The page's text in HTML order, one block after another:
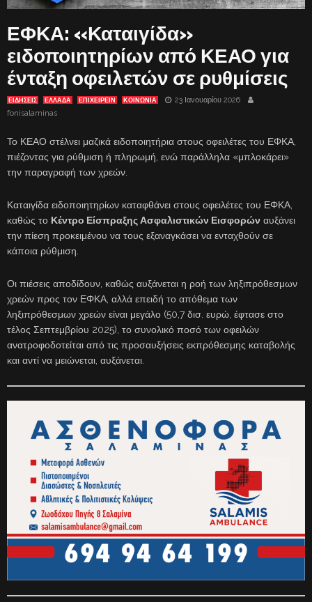
ΕΦΚΑ: «Καταιγίδα»
ειδοποιητηρίων από ΚΕΑΟ για
ένταξη οφειλετών σε ρυθμίσεις
ΕΙΔΗΣΕΙΣ ΕΛΛΑΔΑ ΕΠΙΧΕΙΡΕΙΝ ΚΟΙΝΩΝΙΑ
23 Ιανουαρίου 2026
fonisalaminas
Το ΚΕΑΟ στέλνει μαζικά ειδοποιητήρια στους οφειλέτες του ΕΦΚΑ,
πιέζοντας για ρύθμιση ή πληρωμή, ενώ παράλληλα «μπλοκάρει»
την παραγραφή των χρεών.
Καταιγίδα ειδοποιητηρίων καταφθάνει στους οφειλέτες του ΕΦΚΑ,
καθώς το Κέντρο Είσπραξης Ασφαλιστικών Εισφορών αυξάνει
την πίεση προκειμένου να τους εξαναγκάσει να ενταχθούν σε
κάποια ρύθμιση.
Οι πιέσεις αποδίδουν, καθώς αυξάνεται η ροή των ληξιπρόθεσμων
χρεών προς τον ΕΦΚΑ, αλλά επειδή το απόθεμα των
ληξιπρόθεσμων χρεών είναι μεγάλο (50,7 δισ. ευρώ, έφτασε στο
τέλος Σεπτεμβρίου 2025), το συνολικό ποσό των οφειλών
ανατροφοδοτείται από τις προσαυξήσεις εκπρόθεσμης καταβολής
και αντί να μειώνεται, αυξάνεται.